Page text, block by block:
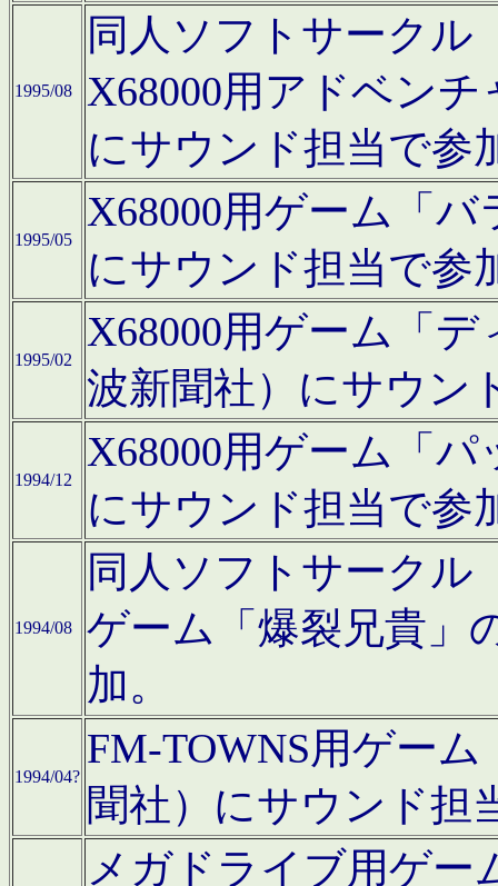
1995/08
同人ソフトサークル
X68000用アドベン
にサウンド担当で参
1995/05
X68000用ゲーム「
にサウンド担当で参
1995/02
X68000用ゲーム「
波新聞社）にサウン
1994/12
X68000用ゲーム「
にサウンド担当で参
1994/08
同人ソフトサークル
ゲーム「爆裂兄貴」
加。
1994/04?
FM-TOWNS用ゲー
聞社）にサウンド担
メガドライブ用ゲー